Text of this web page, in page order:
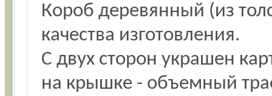
Короб деревянный (из
качества изготовления.
С двух сторон украшен
на крышке - объемный